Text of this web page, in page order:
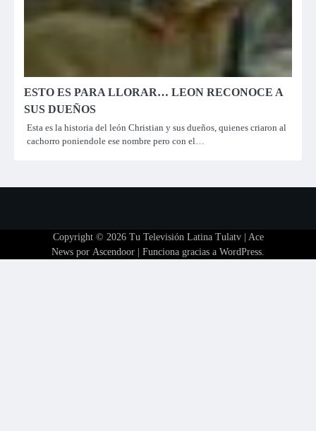
ESTO ES PARA LLORAR… LEON RECONOCE A
SUS DUEÑOS
Esta es la historia del león Christian y sus dueños, quienes criaron al
cachorro poniendole ese nombre pero con el…
Copyright © 2026 Tu Televisión Latina Tulatv| Ace
News por Ascendoor | Funciona gracias a WordPress